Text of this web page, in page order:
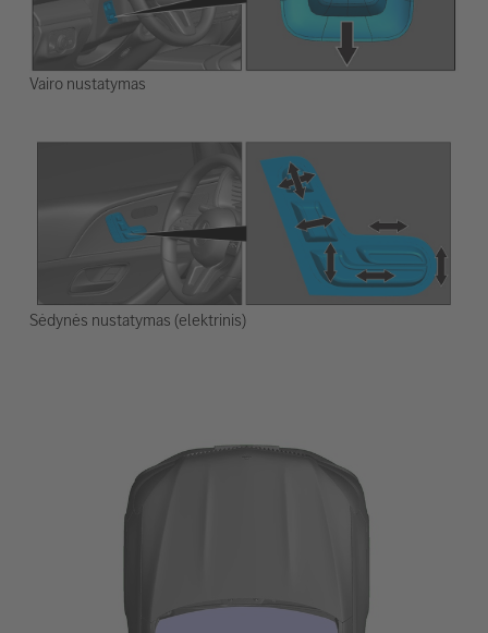
Vairo nustatymas
Sėdynės nustatymas (elektrinis)